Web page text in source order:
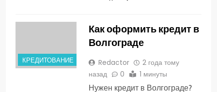
КРЕДИТОВАНИЕ
Как оформить кредит в
Волгограде
Redactor
2 года тому
назад
0 1 минуты
Нужен кредит в Волгограде?